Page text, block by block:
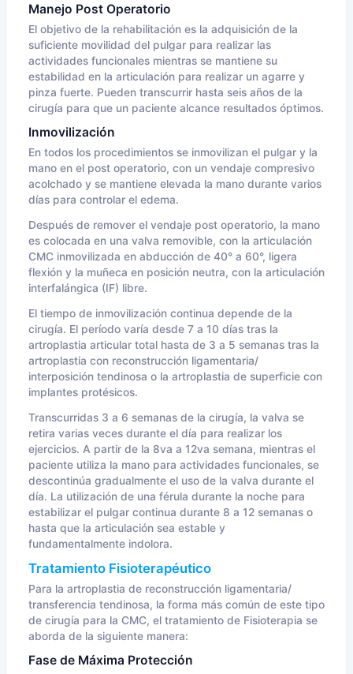
Manejo Post Operatorio
El objetivo de la rehabilitación es la adquisición de la
suficiente movilidad del pulgar para realizar las
actividades funcionales mientras se mantiene su
estabilidad en la articulación para realizar un agarre y
pinza fuerte. Pueden transcurrir hasta seis años de la
cirugía para que un paciente alcance resultados óptimos.
Inmovilización
En todos los procedimientos se inmovilizan el pulgar y la
mano en el post operatorio, con un vendaje compresivo
acolchado y se mantiene elevada la mano durante varios
días para controlar el edema.
Después de remover el vendaje post operatorio, la mano
es colocada en una valva removible, con la articulación
CMC inmovilizada en abducción de 40° a 60°, ligera
flexión y la muñeca en posición neutra, con la articulación
interfalángica (IF) libre.
El tiempo de inmovilización continua depende de la
cirugía. El período varía desde 7 a 10 días tras la
artroplastia articular total hasta de 3 a 5 semanas tras la
artroplastia con reconstrucción ligamentaria/
interposición tendinosa o la artroplastia de superficie con
implantes protésicos.
Transcurridas 3 a 6 semanas de la cirugía, la valva se
retira varias veces durante el día para realizar los
ejercicios. A partir de la 8va a 12va semana, mientras el
paciente utiliza la mano para actividades funcionales, se
descontinúa gradualmente el uso de la valva durante el
día. La utilización de una férula durante la noche para
estabilizar el pulgar continua durante 8 a 12 semanas o
hasta que la articulación sea estable y
fundamentalmente indolora.
Tratamiento Fisioterapéutico
Para la artroplastia de reconstrucción ligamentaria/
transferencia tendinosa, la forma más común de este tipo
de cirugía para la CMC, el tratamiento de Fisioterapia se
aborda de la siguiente manera:
Fase de Máxima Protección